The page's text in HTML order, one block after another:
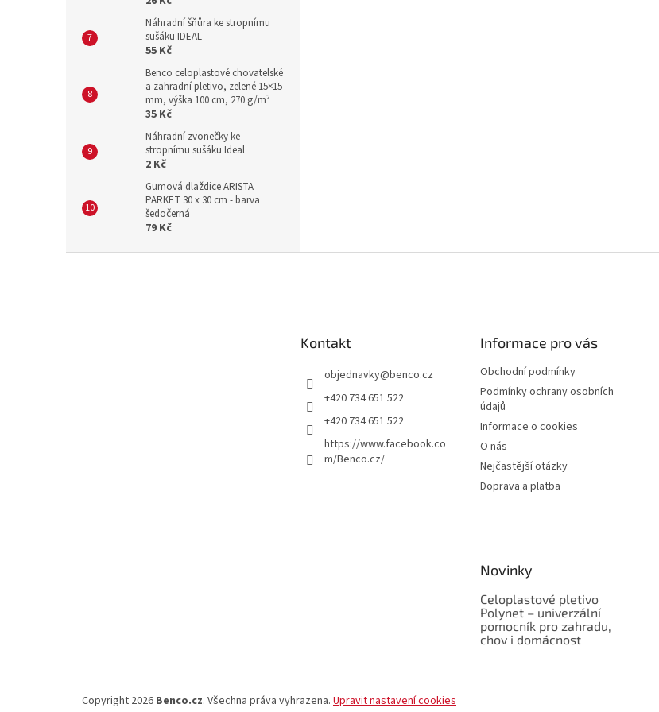
Náhradní šňůra ke stropnímu
sušáku IDEAL
55 Kč
Benco celoplastové chovatelské
a zahradní pletivo, zelené 15×15
mm, výška 100 cm, 270 g/m²
35 Kč
Náhradní zvonečky ke
stropnímu sušáku Ideal
2 Kč
Gumová dlaždice ARISTA
PARKET 30 x 30 cm - barva
šedočerná
79 Kč
Kontakt
objednavky@benco.cz
+420 734 651 522
+420 734 651 522
https://www.facebook.co
m/Benco.cz/
Informace pro vás
Obchodní podmínky
Podmínky ochrany osobních
údajů
Informace o cookies
O nás
Nejčastější otázky
Doprava a platba
Novinky
Celoplastové pletivo
Polynet – univerzální
pomocník pro zahradu,
chov i domácnost
Copyright 2026 Benco.cz. Všechna práva vyhrazena. Upravit nastavení cookies